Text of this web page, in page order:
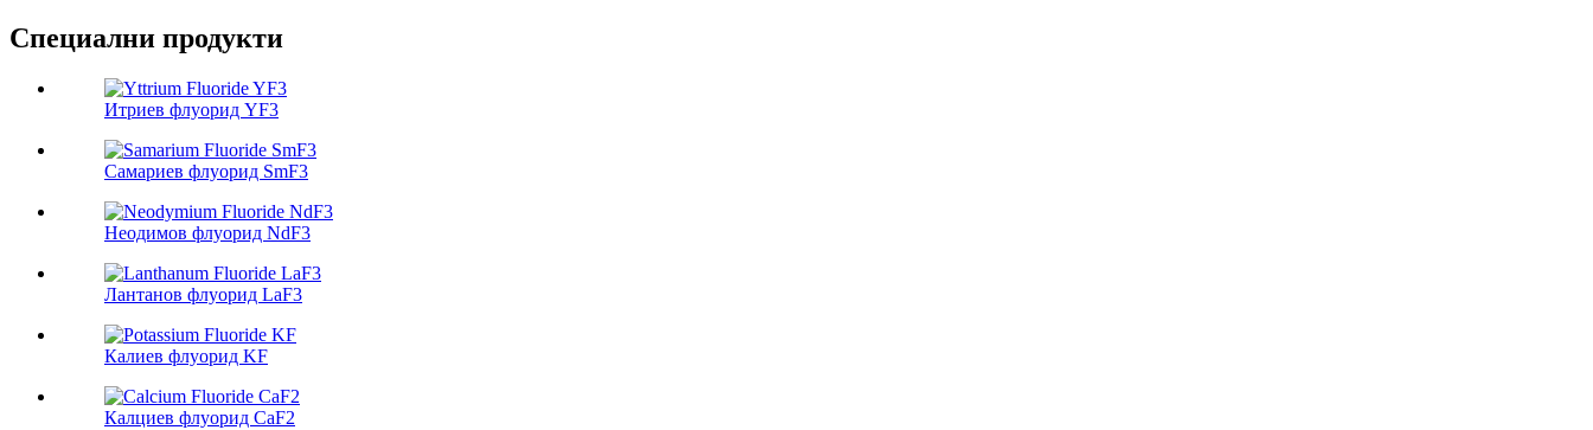
Специални продукти
Итриев флуорид YF3
Самариев флуорид SmF3
Неодимов флуорид NdF3
Лантанов флуорид LaF3
Калиев флуорид KF
Калциев флуорид CaF2